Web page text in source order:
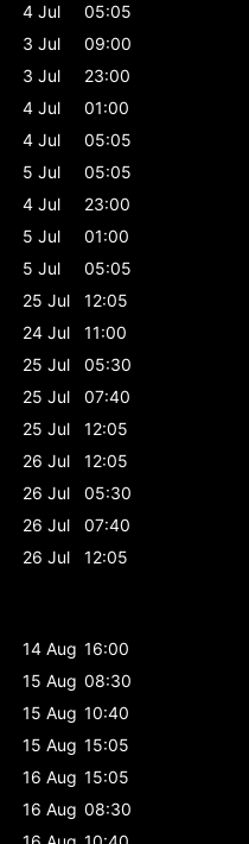
4 Jul
05:05
3 Jul
09:00
3 Jul
23:00
4 Jul
01:00
4 Jul
05:05
5 Jul
05:05
4 Jul
23:00
5 Jul
01:00
5 Jul
05:05
25 Jul
12:05
24 Jul
11:00
25 Jul
05:30
25 Jul
07:40
25 Jul
12:05
26 Jul
12:05
26 Jul
05:30
26 Jul
07:40
26 Jul
12:05
14 Aug 16:00
15 Aug 08:30
15 Aug 10:40
15 Aug 15:05
16 Aug 15:05
16 Aug 08:30